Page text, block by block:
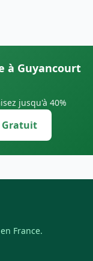
à Guyancourt
jusqu'à 40%
Gratuit
France.